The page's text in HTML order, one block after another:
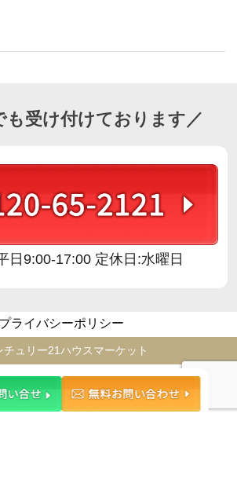
も受け付けております／
日9:00-17:00 定休日:水曜日
プライバシーポリシー
ュリー21ハウスマーケット